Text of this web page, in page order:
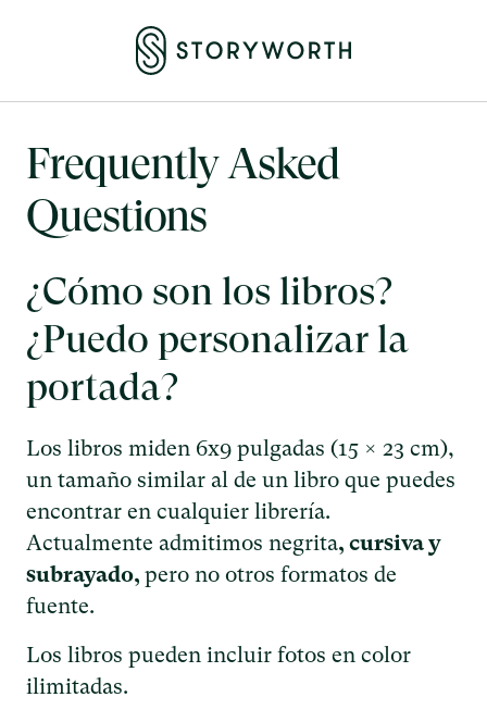
Frequently Asked
Questions
¿Cómo son los libros?
¿Puedo personalizar la
portada?
Los libros miden 6x9 pulgadas (15 × 23 cm),
un tamaño similar al de un libro que puedes
encontrar en cualquier librería.
Actualmente admitimos negrita, cursiva y
subrayado, pero no otros formatos de
fuente.
Los libros pueden incluir fotos en color
ilimitadas.